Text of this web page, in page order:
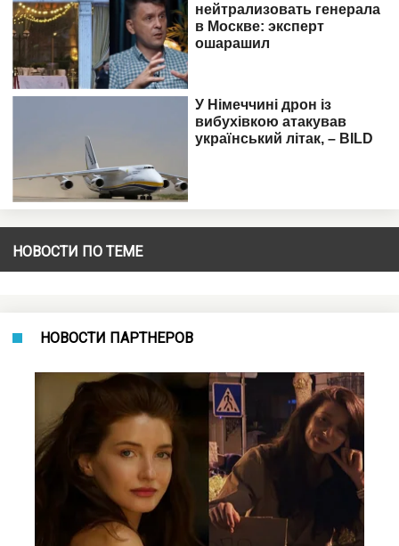
НОВОСТИ ПО ТЕМЕ
НОВОСТИ ПАРТНЕРОВ